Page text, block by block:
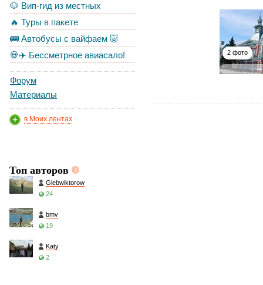
🐶 Вип-гид из местных
🔥 Туры в пакете
🚌 Автобусы с вайфаем 🐷
💀✈️ Бессметрное авиасало!
Форум
Материалы
в Моих лентах
Топ авторов
Glebwiktorow
24
bmv
19
Katy
2
2 фото